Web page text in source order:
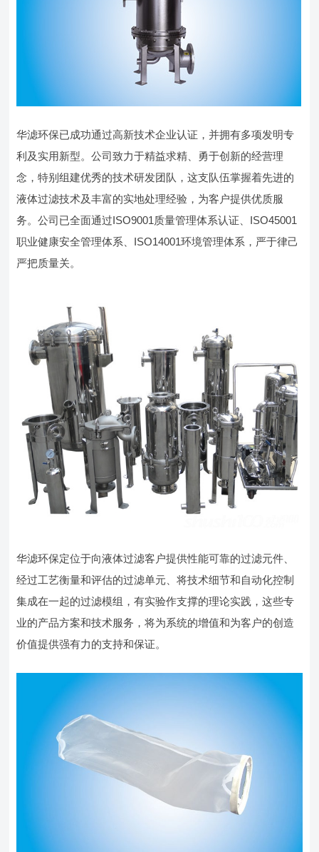
华滤环保已成功通过高新技术企业认证，并拥有多项发明专
利及实用新型。公司致力于精益求精、勇于创新的经营理
念，特别组建优秀的技术研发团队，这支队伍掌握着先进的
液体过滤技术及丰富的实地处理经验，为客户提供优质服
务。公司已全面通过ISO9001质量管理体系认证、ISO45001
职业健康安全管理体系、ISO14001环境管理体系，严于律己
严把质量关。
华滤环保定位于向液体过滤客户提供性能可靠的过滤元件、
经过工艺衡量和评估的过滤单元、将技术细节和自动化控制
集成在一起的过滤模组，有实验作支撑的理论实践，这些专
业的产品方案和技术服务，将为系统的增值和为客户的创造
价值提供强有力的支持和保证。